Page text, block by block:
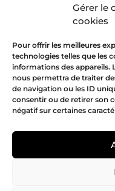
Gérer le
cookies
Pour offrir les meilleures
technologies telles que les
informations des appareils.
nous permettra de traiter
de navigation ou les ID
consentir ou de retirer son
négatif sur certaines